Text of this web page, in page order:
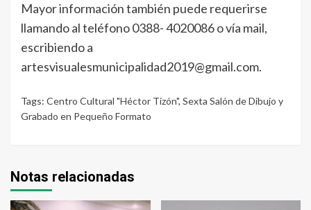
Mayor información también puede requerirse
llamando al teléfono 0388- 4020086 o vía mail,
escribiendo a
artesvisualesmunicipalidad2019@gmail.com.
Tags: Centro Cultural "Héctor Tizón", Sexta Salón de Dibujo y
Grabado en Pequeño Formato
Notas relacionadas